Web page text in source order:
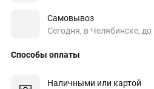
Самовывоз
Сегодня, в Челябинске, до
Способы оплаты
Наличными или картой